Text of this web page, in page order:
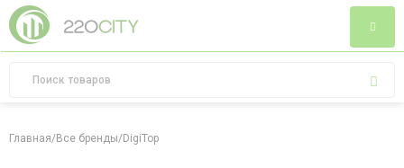
Главная/Все бренды/DigiTop